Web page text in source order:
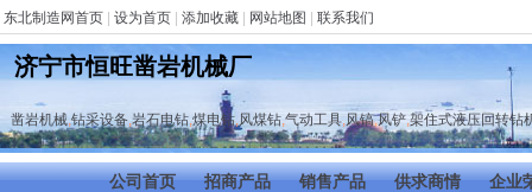
东北制造网首页 设为首页 添加收藏 网站地图 联系我们
济宁市恒旺凿岩机械厂
凿岩机械,钻采设备,岩石电钻,煤电钻,风煤钻,气动工具,风镐,风铲,架住式液压回转钻
公司首页 招商产品 销售产品 供求商情 企业